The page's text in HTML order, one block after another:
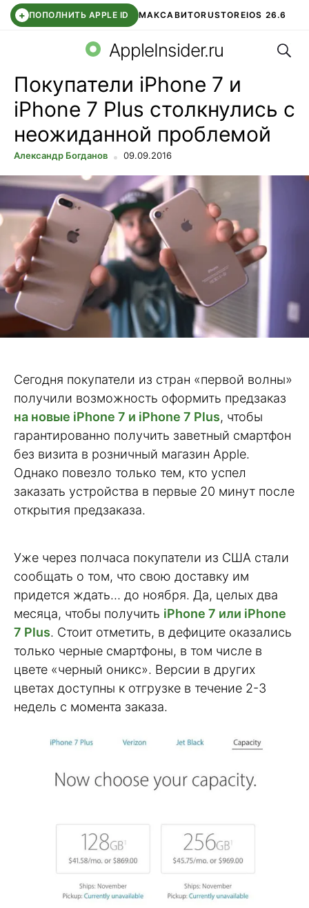
+ ПОПОЛНИТЬ APPLE ID МАКСАВИТОRUSTOREIOS 26.6
СБЕР КИДС ВТБ ОНЛАЙН ЧАТ В ROBLOX
AppleInsider.ru
Покупатели iPhone 7 и
iPhone 7 Plus столкнулись с
неожиданной проблемой
Александр Богданов 09.09.2016
Сегодня покупатели из стран «первой волны»
получили возможность оформить предзаказ
на новые iPhone 7 и iPhone 7 Plus, чтобы
гарантированно получить заветный смартфон
без визита в розничный магазин Apple.
Однако повезло только тем, кто успел
заказать устройства в первые 20 минут после
открытия предзаказа.
Уже через полчаса покупатели из США стали
сообщать о том, что свою доставку им
придется ждать… до ноября. Да, целых два
месяца, чтобы получить iPhone 7 или iPhone
7 Plus. Стоит отметить, в дефиците оказались
только черные смартфоны, в том числе в
цвете «черный оникс». Версии в других
цветах доступны к отгрузке в течение 2-3
недель с момента заказа.